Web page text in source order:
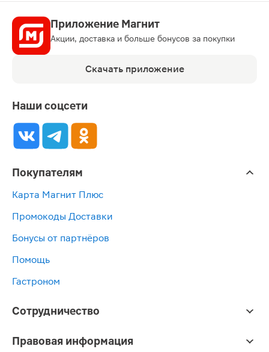
Приложение Магнит
Акции, доставка и больше бонусов за покупки
Скачать приложение
Наши соцсети
Покупателям
Карта Магнит Плюс
Промокоды Доставки
Бонусы от партнёров
Помощь
Гастроном
Сотрудничество
Правовая информация